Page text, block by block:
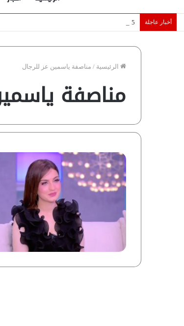
أخبار عاجلة 5 نجوم عرب يخطفون الأضواء بسوق الانتقالات الأوروبية 2026.. “رؤية” تكشف التفاصيل | إنفوجراف
الرئيسية / مناصفة ياسمين عز للرجال
مناصفة